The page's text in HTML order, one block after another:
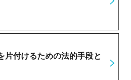
片付けるための法的手段と